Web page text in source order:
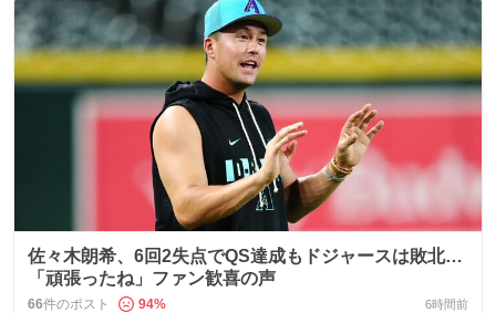
佐々木朗希、6回2失点でQS達成もドジャースは敗北…
「頑張ったね」ファン歓喜の声
66件のポスト 94% 6時間前